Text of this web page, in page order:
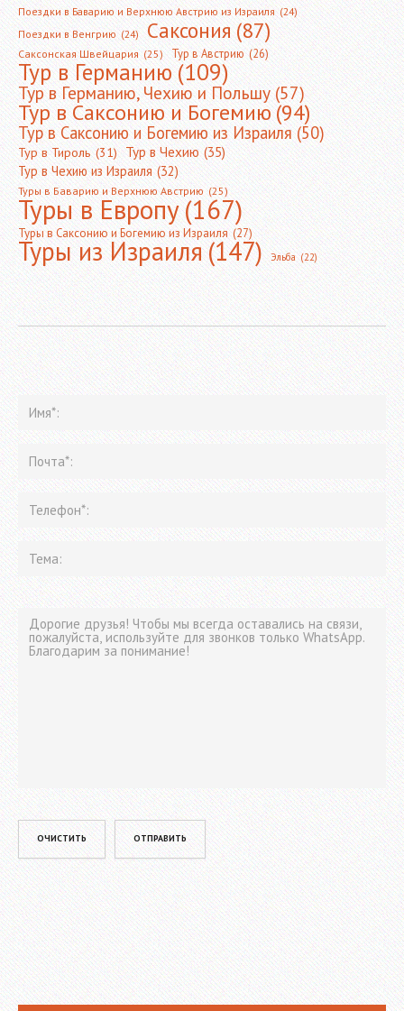
Поездки в Баварию и Верхнюю Австрию из Израиля (24)
Поездки в Венгрию (24) Саксония (87)
Саксонская Швейцария (25) Тур в Австрию (26)
Тур в Германию(109)
Тур в Германию, Чехию и Польшу (57)
Тур в Саксонию и Богемию(94)
Тур в Саксонию и Богемию из Израиля (50)
Тур в Тироль (31) Тур в Чехию (35)
Тур в Чехию из Израиля (32)
Туры в Баварию и Верхнюю Австрию (25)
Туры в Европу(167)
Туры в Саксонию и Богемию из Израиля (27)
Туры из Израиля(147) Эльба (22)
Please leave this field empty.